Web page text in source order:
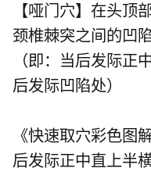
【哑门穴】在头顶
颈椎棘突之间的凹
（即：当后发际正
后发际凹陷处）
《快速取穴彩色图
后发际正中直上半